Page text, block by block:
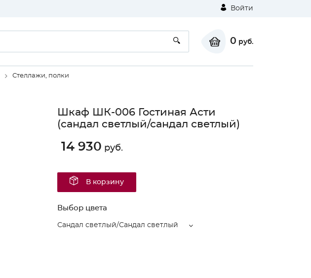
Войти
0 руб.
Стеллажи, полки
Шкаф ШК-006 Гостиная Асти
(сандал светлый/сандал светлый)
14 930 руб.
В корзину
Выбор цвета
Сандал светлый/Сандал светлый